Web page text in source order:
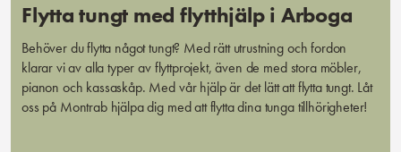
Flytta tungt med flytthjälp i Arboga
Behöver du flytta något tungt? Med rätt utrustning och fordon
klarar vi av alla typer av flyttprojekt, även de med stora möbler,
pianon och kassaskåp. Med vår hjälp är det lätt att flytta tungt. Låt
oss på Montrab hjälpa dig med att flytta dina tunga tillhörigheter!